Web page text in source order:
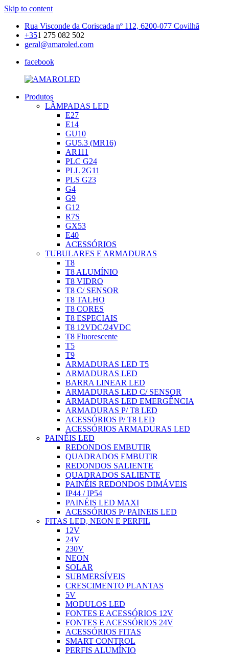
Skip to content
Rua Visconde da Coriscada nº 112, 6200-077 Covilhã
+351 275 082 502
geral@amaroled.com
facebook
AMAROLED
Iluminação
Produtos
LÂMPADAS LED
E27
E14
GU10
GU5.3 (MR16)
AR111
PLC G24
PLL 2G11
PLS G23
G4
G9
G12
R7S
GX53
E40
ACESSÓRIOS
TUBULARES E ARMADURAS
T8
T8 ALUMÍNIO
T8 VIDRO
T8 C/ SENSOR
T8 TALHO
T8 CORES
T8 ESPECIAIS
T8 12VDC/24VDC
T8 Fluorescente
T5
T9
ARMADURAS LED T5
ARMADURAS LED
BARRA LINEAR LED
ARMADURAS LED C/ SENSOR
ARMADURAS LED EMERGÊNCIA
ARMADURAS P/ T8 LED
ACESSÓRIOS P/ T8 LED
ACESSÓRIOS ARMADURAS LED
PAINÉIS LED
REDONDOS EMBUTIR
QUADRADOS EMBUTIR
REDONDOS SALIENTE
QUADRADOS SALIENTE
PAINÉIS REDONDOS DIMÁVEIS
IP44 / IP54
PAINÉIS LED MAXI
ACESSÓRIOS P/ PAINEIS LED
FITAS LED, NEON E PERFIL
12V
24V
230V
NEON
SOLAR
SUBMERSÍVEIS
CRESCIMENTO PLANTAS
5V
MODULOS LED
FONTES E ACESSÓRIOS 12V
FONTES E ACESSÓRIOS 24V
ACESSÓRIOS FITAS
SMART CONTROL
PERFIS ALUMÍNIO